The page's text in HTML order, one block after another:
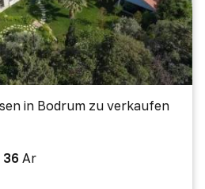
in Bodrum zu verkaufen
36 Ar